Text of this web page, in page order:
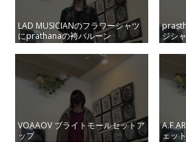
LAD MUSICIANのフラワーシャツ
にprathanaの袴バルーン
ジシ
VOAAOV ブライトモールセットア
ップ
A.F
ェッ